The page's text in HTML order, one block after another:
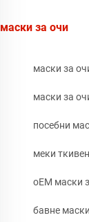
маски за очи
маски за
маски за
посебни
меки
oEM маски
бавне